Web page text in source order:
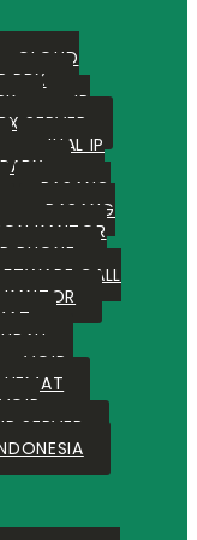
CLOUD
PBX
IP
SERVER
JUAL IP
PABX
PASANG
PASANG
KANTOR
PHONE
CALL
VOIP
VOIP
SERVER